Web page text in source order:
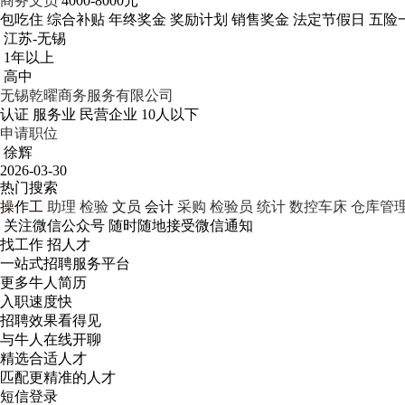
包吃住 综合补贴 年终奖金 奖励计划 销售奖金 法定节假日 五险
江苏-无锡
1年以上
高中
无锡乾曜商务服务有限公司
认证 服务业 民营企业 10人以下
申请职位
徐辉
2026-03-30
热门搜索
操作工 助理 检验 文员 会计 采购 检验员 统计 数控车床 仓库管
关注微信公众号 随时随地接受微信通知
找工作 招人才
一站式招聘服务平台
更多牛人简历
入职速度快
招聘效果看得见
与牛人在线开聊
精选合适人才
匹配更精准的人才
短信登录